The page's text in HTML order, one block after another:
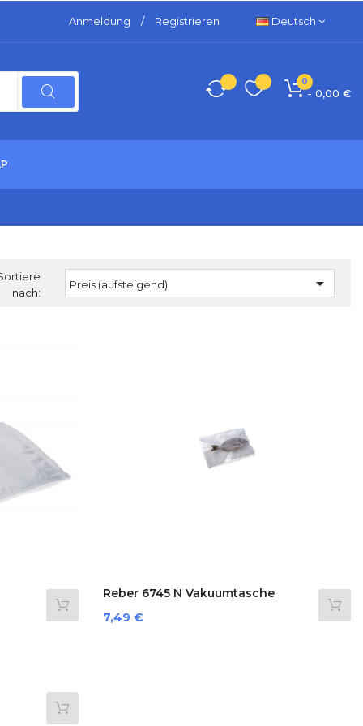
Anmeldung / Registrieren Deutsch
0
- 0,00 €
nach:
Preis (aufsteigend) 
Reber 6745 N Vakuumtasche
Preis
7,49 €